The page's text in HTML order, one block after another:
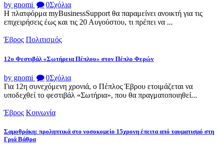
by gnomi 0Σχόλια
Η πλατφόρμα myBusinessSupport θα παραμείνει ανοικτή για τις
επιχειρήσεις έως και τις 20 Αυγούστου, τι πρέπει να ...
Έβρος Πολιτισμός
12ο Φεστιβάλ «Σωτήρεια Πέπλου» στον Πέπλο Φερών
by gnomi 0Σχόλια
Για 12η συνεχόμενη χρονιά, ο Πέπλος Έβρου ετοιμάζεται να
υποδεχθεί το φεστιβάλ «Σωτήρια», που θα πραγματοποιηθεί...
Έβρος Κοινωνία
Σαμοθράκη: προληπτικά στο νοσοκομείο 15χρονη έπειτα από ταυματισμό στη
Γριά Βάθρα